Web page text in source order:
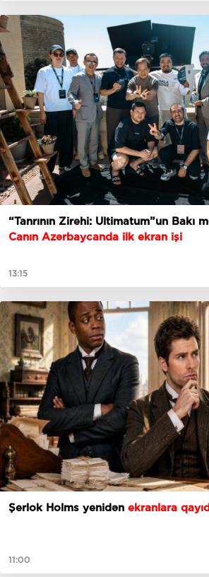
“Tanrının Zirehi: Ultimatum”un Bakı
Canın Azərbaycanda ilk ekran işi
13:15
Şerlok Holms yenidən ekranlara
11:00